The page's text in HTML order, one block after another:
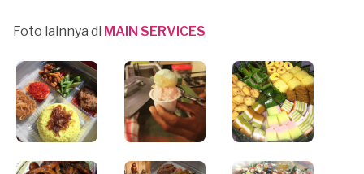
Foto lainnya di MAIN SERVICES